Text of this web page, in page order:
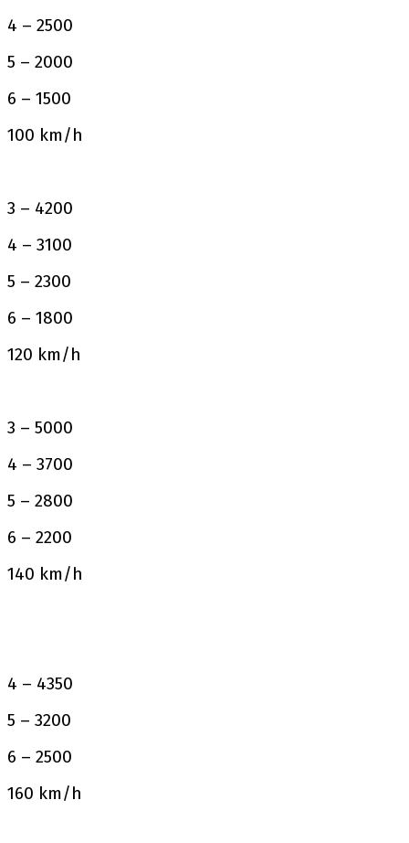
4 – 2500
5 – 2000
6 – 1500
100 km/h
3 – 4200
4 – 3100
5 – 2300
6 – 1800
120 km/h
3 – 5000
4 – 3700
5 – 2800
6 – 2200
140 km/h
4 – 4350
5 – 3200
6 – 2500
160 km/h